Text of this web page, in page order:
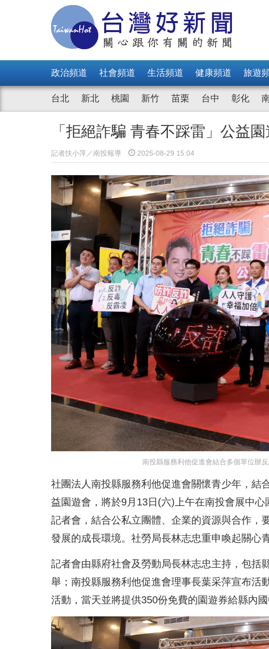
政治頻道 社會頻道 生活頻道 健康頻道 旅遊
台北 新北 桃園 新竹 苗栗 台中 彰化
「拒絕詐騙 青春不踩雷」公益
記者扶小萍／南投報導 2025-08-29 15:04
南投縣服務利他促進會結合多個單位辦
社團法人南投縣服務利他促進會關懷青少年，結
益園遊會，將於9月13日(六)上午在南投會展中
記者會，結合公私立團體、企業的資源與合作，
發展的成長環境。社勞局長林志忠重申喚起關心
記者會由縣府社會及勞動局長林志忠主持，包括
舉；南投縣服務利他促進會理事長葉采萍宣布活
活動，當天並將提供350份免費的園遊券給縣內國